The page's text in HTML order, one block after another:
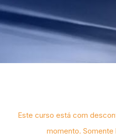
Este curso está com
momento. Somente